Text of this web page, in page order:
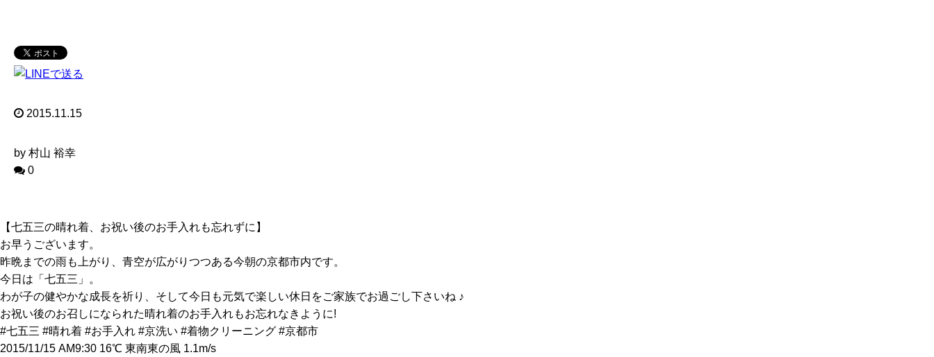
2015.11.15
by 村山 裕幸
0
【七五三の晴れ着、お祝い後のお手入れも忘れずに】
お早うございます。
昨晩までの雨も上がり、青空が広がりつつある今朝の京都市内です。
今日は「七五三」。
わが子の健やかな成長を祈り、そして今日も元気で楽しい休日をご家族でお過ごし下さいね ♪
お祝い後のお召しになられた晴れ着のお手入れもお忘れなきように!
#七五三 #晴れ着 #お手入れ #京洗い #着物クリーニング #京都市
2015/11/15 AM9:30 16℃ 東南東の風 1.1m/s